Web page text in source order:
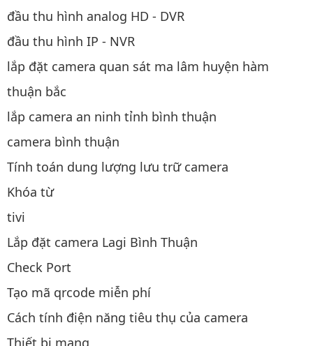
đầu thu hình analog HD - DVR
đầu thu hình IP - NVR
lắp đặt camera quan sát ma lâm huyện hàm
thuận bắc
lắp camera an ninh tỉnh bình thuận
camera bình thuận
Tính toán dung lượng lưu trữ camera
Khóa từ
tivi
Lắp đặt camera Lagi Bình Thuận
Check Port
Tạo mã qrcode miễn phí
Cách tính điện năng tiêu thụ của camera
Thiết bị mạng